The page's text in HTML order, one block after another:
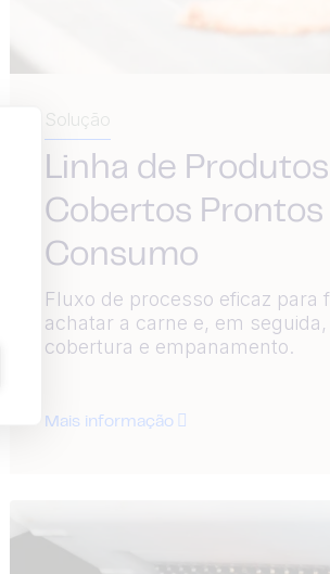
Solução
Linha de Produtos
Cobertos Prontos
Consumo
Fluxo de processo eficaz para
achatar a carne e, em
cobertura e empanamento.
Mais informação